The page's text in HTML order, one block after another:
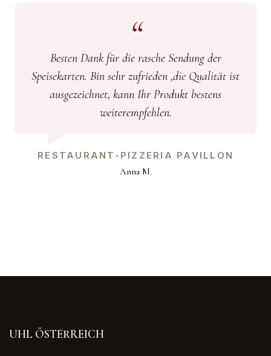
Besten Dank für die rasche Sendung der
Speisekarten. Bin sehr zufrieden ,die Qualität ist
ausgezeichnet, kann Ihr Produkt bestens
weiterempfehlen.
RESTAURANT-PIZZERIA PAVILLON
Anna M.
UHL ÖSTERREICH